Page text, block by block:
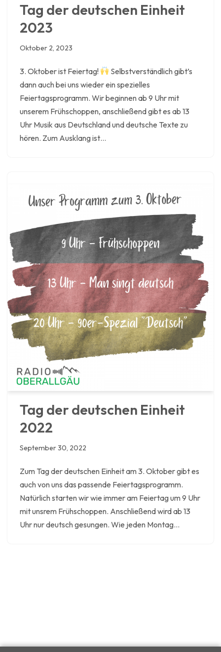
Tag der deutschen Einheit
2023
Oktober 2, 2023
3. Oktober ist Feiertag!
Selbstverständlich gibt’s
dann auch bei uns wieder ein spezielles
Feiertagsprogramm. Wir beginnen ab 9 Uhr mit
unserem Frühschoppen, anschließend gibt es ab 13
Uhr Musik aus Deutschland und deutsche Texte zu
hören. Zum Ausklang ist…
Tag der deutschen Einheit
2022
September 30, 2022
Zum Tag der deutschen Einheit am 3. Oktober gibt es
auch von uns das passende Feiertagsprogramm.
Natürlich starten wir wie immer am Feiertag um 9 Uhr
mit unsrem Frühschoppen. Anschließend wird ab 13
Uhr nur deutsch gesungen. Wie jeden Montag…